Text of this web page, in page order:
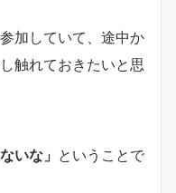
加していて、途中か
触れておきたいと思
いな」 ということで